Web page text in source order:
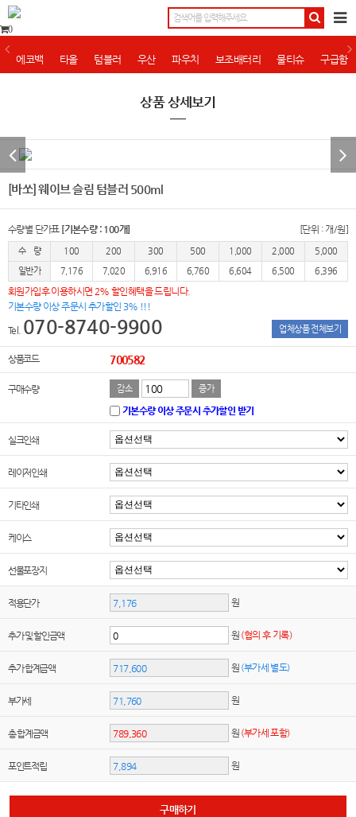
0
에코백 타올 텀블러 우산 파우치 보조배터리 물티슈 구급함
상품 상세보기
[바쏘] 웨이브 슬림 텀블러 500ml
수량별 단가표 [기본수량 : 100개] [단위 : 개/원]
수 량 100 200 300 500 1,000 2,000
5,000
일반가
7,176 7,020 6,916 6,760 6,604 6,500 6,396
회원가입후 이용하시면 2% 할인혜택을 드립니다.
기본수량 이상 주문시 추가할인 3% !!!
Tel. 070-8740-9900 업체상품 전체보기
상품코드 700582
구매수량 감소 증가
기본수량 이상 주문시 추가할인 받기
실크인쇄
레이저인쇄
기타인쇄
케이스
선물포장지
적용단가 원
추가 및 할인금액 원 (협의 후 기록)
추가 합계금액 원 (부가세 별도)
부가세 원
총 합계금액 원 (부가세 포함)
포인트적립 원
구매하기